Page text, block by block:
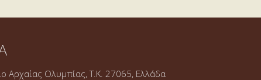
Αρχαίας Ολυμπίας, Τ.Κ. 27065, Ελλάδα